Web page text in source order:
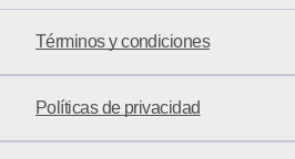
Términos y condiciones
Políticas de privacidad